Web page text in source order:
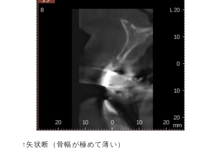
↑矢状断（骨幅が極めて薄い）